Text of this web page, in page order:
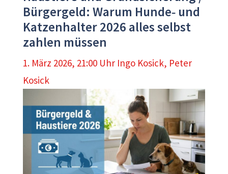
Bürgergeld: Warum Hunde‑ und
Katzenhalter 2026 alles selbst
zahlen müssen
1. März 2026, 21:00 Uhr Ingo Kosick, Peter
Kosick